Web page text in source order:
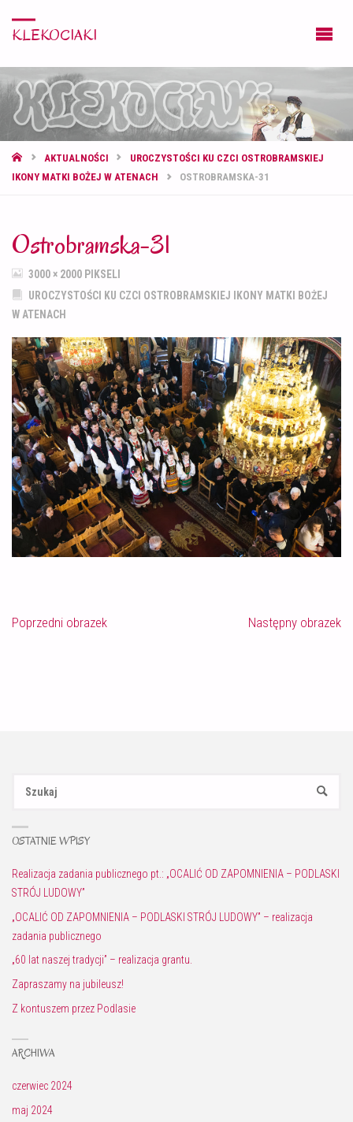
KLEKOCIAKI
STRONA
GŁÓWNA
AKTUALNOŚCI
UROCZYSTOŚCI KU CZCI OSTROBRAMSKIEJ
IKONY MATKI BOŻEJ W ATENACH
OSTROBRAMSKA-31
Ostrobramska-31
PEŁNY
ROZMIAR
3000 × 2000 PIKSELI
UROCZYSTOŚCI KU CZCI OSTROBRAMSKIEJ IKONY MATKI BOŻEJ
W ATENACH
Poprzedni obrazek Następny obrazek
SZUKAJ
OSTATNIE WPISY
Realizacja zadania publicznego pt.: „OCALIĆ OD ZAPOMNIENIA – PODLASKI
STRÓJ LUDOWY”
„OCALIĆ OD ZAPOMNIENIA – PODLASKI STRÓJ LUDOWY” – realizacja
zadania publicznego
„60 lat naszej tradycji” – realizacja grantu.
Zapraszamy na jubileusz!
Z kontuszem przez Podlasie
ARCHIWA
czerwiec 2024
maj 2024